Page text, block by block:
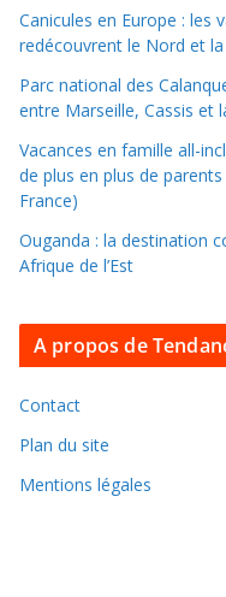
r
d
a
n
e
a
i
v
e
Canicules en Europe : les
redécouvrent le Nord et
Parc national des
entre Marseille, Cassis et
Vacances en famille all-
de plus en plus de
France)
Ouganda : la destination
Afrique de l’Est
A propos de
Contact
Plan du site
Mentions légales